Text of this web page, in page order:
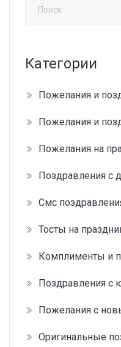
Категории
Пожелания и
Пожелания и
Пожелания на
Поздравления с
Смс
Тосты на
Комплименты и
Поздравления с
Пожелания с
Оригинальные